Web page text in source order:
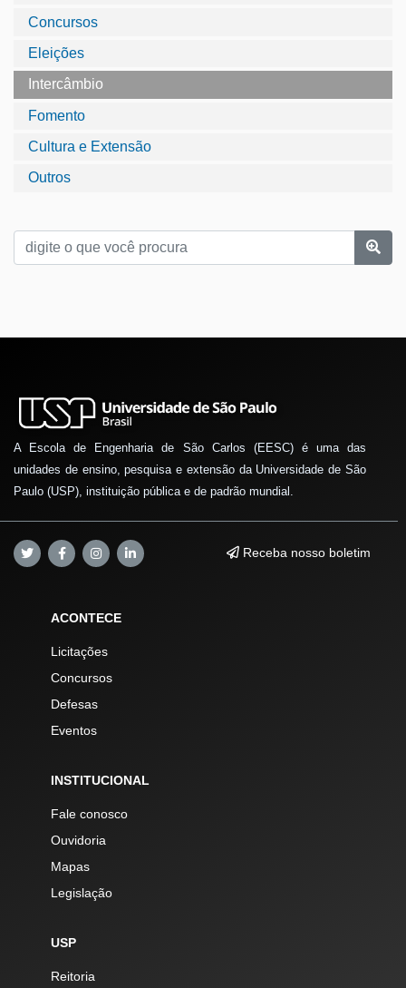
Concursos
Eleições
Intercâmbio
Fomento
Cultura e Extensão
Outros
A Escola de Engenharia de São Carlos (EESC) é uma das
unidades de ensino, pesquisa e extensão da Universidade de São
Paulo (USP), instituição pública e de padrão mundial.
Receba nosso boletim
ACONTECE
Licitações
Concursos
Defesas
Eventos
INSTITUCIONAL
Fale conosco
Ouvidoria
Mapas
Legislação
USP
Reitoria